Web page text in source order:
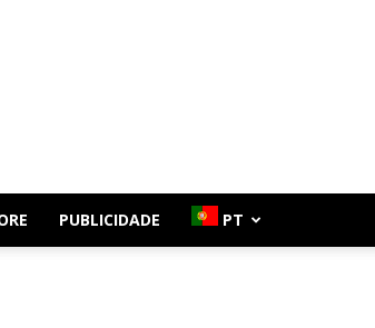
PUBLICIDADE PT